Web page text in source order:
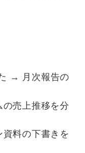
→ 月次報告の
売上推移を分
料の下書きを